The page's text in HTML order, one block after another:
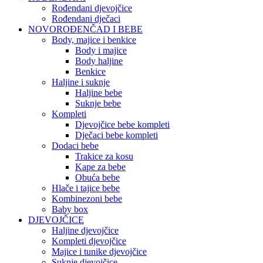
Rođendani djevojčice
Rođendani dječaci
NOVOROĐENČAD I BEBE
Body, majice i benkice
Body i majice
Body haljine
Benkice
Haljine i suknje
Haljine bebe
Suknje bebe
Kompleti
Djevojčice bebe kompleti
Dječaci bebe kompleti
Dodaci bebe
Trakice za kosu
Kape za bebe
Obuća bebe
Hlače i tajice bebe
Kombinezoni bebe
Baby box
DJEVOJČICE
Haljine djevojčice
Kompleti djevojčice
Majice i tunike djevojčice